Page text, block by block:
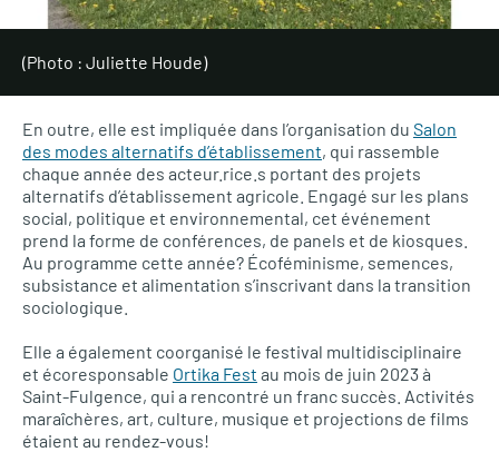
(Photo : Juliette Houde)
En outre, elle est impliquée dans l’organisation du Salon
des modes alternatifs d’établissement, qui rassemble
chaque année des acteur.rice.s portant des projets
alternatifs d’établissement agricole. Engagé sur les plans
social, politique et environnemental, cet événement
prend la forme de conférences, de panels et de kiosques.
Au programme cette année? Écoféminisme, semences,
subsistance et alimentation s’inscrivant dans la transition
sociologique.
Elle a également coorganisé le festival multidisciplinaire
et écoresponsable Ortika Fest au mois de juin 2023 à
Saint-Fulgence, qui a rencontré un franc succès. Activités
maraîchères, art, culture, musique et projections de films
étaient au rendez-vous!